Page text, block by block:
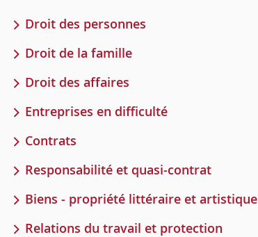
Droit des personnes
Droit de la famille
Droit des affaires
Entreprises en difficulté
Contrats
Responsabilité et quasi-contrat
Biens - propriété littéraire et artistique
Relations du travail et protection